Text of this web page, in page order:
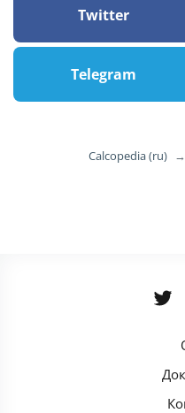
Twitter
Telegram
Calcopedia (ru) →